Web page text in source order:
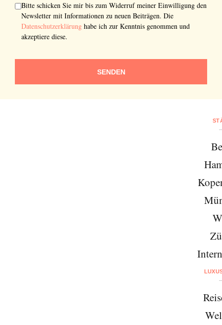
Bitte schicken Sie mir bis zum Widerruf meiner Einwilligung den
Newsletter mit Informationen zu neuen Beiträgen. Die
Datenschutzerklärung habe ich zur Kenntnis genommen und
akzeptiere diese.
SENDEN